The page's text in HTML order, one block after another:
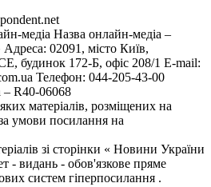
медіа Назва онлайн-медіа –
02091, місто Київ,
172-Б, офіс 208/1 E-mail:
Телефон: 044-205-43-00
– R40-06068
матеріалів, розміщених на
умови посилання на
зі сторінки « Новини України
- видань - обов'язкове пряме
систем гіперпосилання .